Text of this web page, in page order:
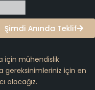
Şimdi Anında Teklif
için mühendislik
gereksinimleriniz için en
olacağız.